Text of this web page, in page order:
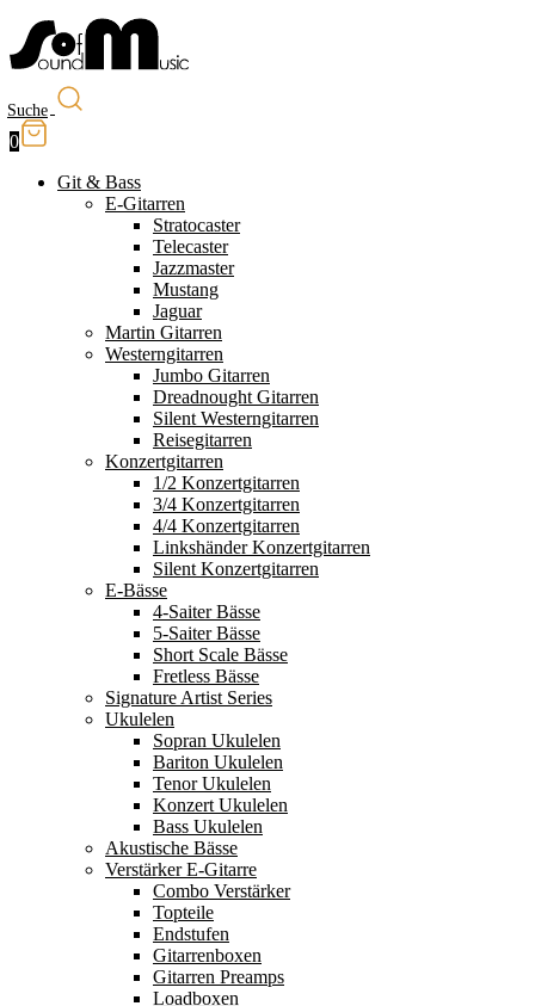
Suche
0
Git & Bass
E-Gitarren
Stratocaster
Telecaster
Jazzmaster
Mustang
Jaguar
Martin Gitarren
Westerngitarren
Jumbo Gitarren
Dreadnought Gitarren
Silent Westerngitarren
Reisegitarren
Konzertgitarren
1/2 Konzertgitarren
3/4 Konzertgitarren
4/4 Konzertgitarren
Linkshänder Konzertgitarren
Silent Konzertgitarren
E-Bässe
4-Saiter Bässe
5-Saiter Bässe
Short Scale Bässe
Fretless Bässe
Signature Artist Series
Ukulelen
Sopran Ukulelen
Bariton Ukulelen
Tenor Ukulelen
Konzert Ukulelen
Bass Ukulelen
Akustische Bässe
Verstärker E-Gitarre
Combo Verstärker
Topteile
Endstufen
Gitarrenboxen
Gitarren Preamps
Loadboxen